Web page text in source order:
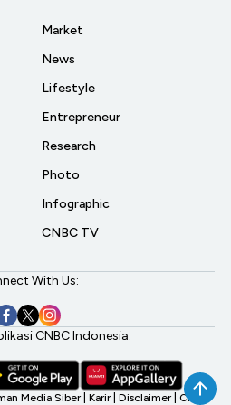
Market
News
Lifestyle
Entrepreneur
Research
Photo
Infographic
CNBC TV
With Us:
CNBC Indonesia:
Media Siber Karir Disclaimer CNBC